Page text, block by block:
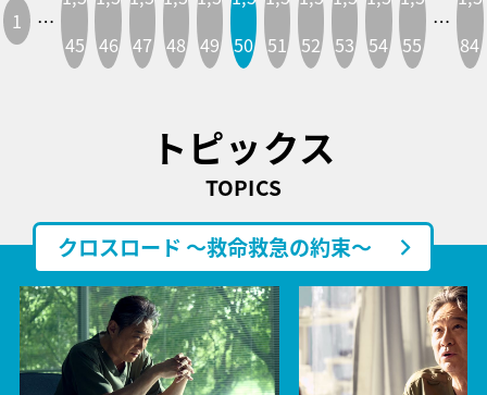
1 …
45 46 47 48 49 50 51 52 53 54 55
…
84
トピックス
TOPICS
クロスロード ～救命救急の約束～